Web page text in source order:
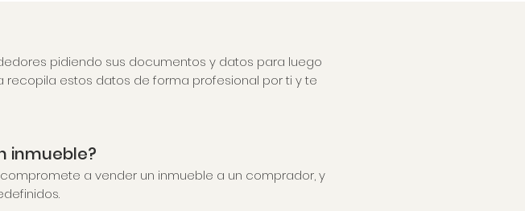
pidiendo sus documentos y datos para luego
estos datos de forma profesional por ti y te
inmueble?
a vender un inmueble a un comprador, y